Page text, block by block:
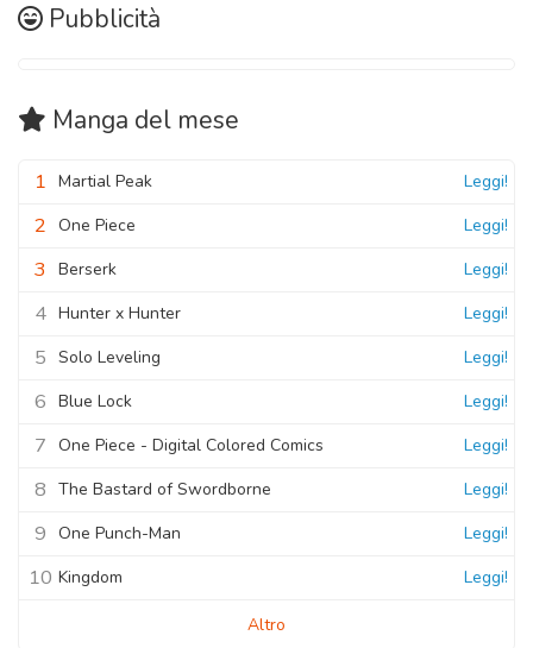
Pubblicità
Manga del mese
1 Martial Peak Leggi!
2 One Piece Leggi!
3 Berserk Leggi!
4 Hunter x Hunter Leggi!
5 Solo Leveling Leggi!
6 Blue Lock Leggi!
7 One Piece - Digital Colored Comics Leggi!
8 The Bastard of Swordborne Leggi!
9 One Punch-Man Leggi!
10 Kingdom Leggi!
Altro